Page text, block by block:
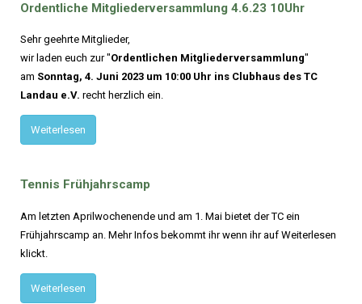
Ordentliche Mitgliederversammlung 4.6.23 10Uhr
Sehr geehrte Mitglieder,
wir laden euch zur "Ordentlichen Mitgliederversammlung"
am Sonntag, 4. Juni 2023 um 10:00 Uhr ins Clubhaus des TC
Landau e.V. recht herzlich ein.
Weiterlesen
Tennis Frühjahrscamp
Am letzten Aprilwochenende und am 1. Mai bietet der TC ein
Frühjahrscamp an. Mehr Infos bekommt ihr wenn ihr auf Weiterlesen
klickt.
Weiterlesen